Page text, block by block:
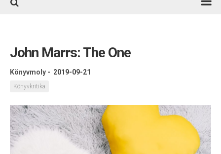
Könyvajánló
Kapcsolat
Könyveim
Rólam
John Marrs: The One
Könyvmoly - 2019-09-21
Könyvkritika